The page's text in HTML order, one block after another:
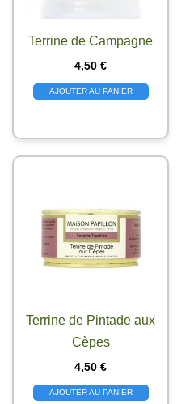
Terrine de Campagne
4,50 €
AJOUTER AU PANIER
Terrine de Pintade aux
Cèpes
4,50 €
AJOUTER AU PANIER